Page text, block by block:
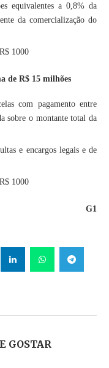
equivalentes a 0,8% da
da comercialização do
1000
de R$ 15 milhões
com pagamento entre
sobre o montante total da
e encargos legais e de
1000
G1
GOSTAR